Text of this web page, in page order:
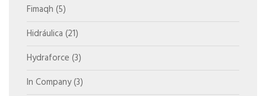
Fimaqh (5)
Hidráulica (21)
Hydraforce (3)
In Company(3)